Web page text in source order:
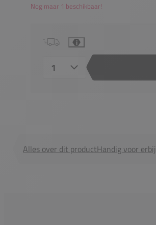
Nog maar 1 beschikbaar!
i
Alles over dit productHandig voor erbij